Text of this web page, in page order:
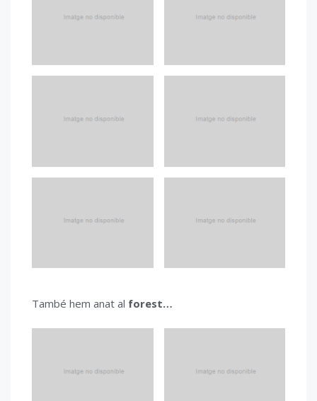
També hem anat al forest…